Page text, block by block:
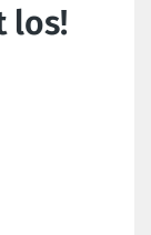
los!